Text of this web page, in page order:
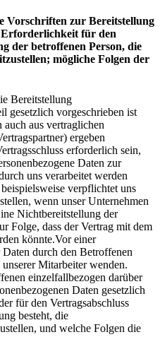
Vorschriften zur Bereitstellung
Erforderlichkeit für den
der betroffenen Person, die
mögliche Folgen der
Bereitstellung
gesetzlich vorgeschrieben ist
aus vertraglichen
ergeben
erforderlich sein,
Daten zur
uns verarbeitet werden
verpflichtet uns
wenn unser Unternehmen
Nichtbereitstellung der
Folge, dass der Vertrag mit dem
könnte.Vor einer
durch den Betroffenen
Mitarbeiter wenden.
einzelfallbezogen darüber
Daten gesetzlich
für den Vertragsabschluss
besteht, die
und welche Folgen die